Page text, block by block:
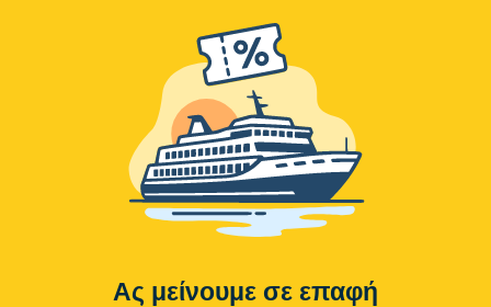
Ας μείνουμε σε επαφή